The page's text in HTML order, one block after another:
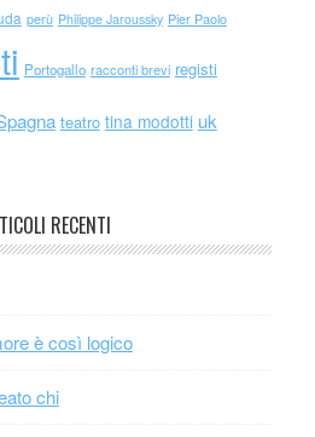
perù Philippe Jaroussky Pier Paolo
Portogallo racconti brevi registi
teatro tina modotti uk
RECENTI
è così logico
chi